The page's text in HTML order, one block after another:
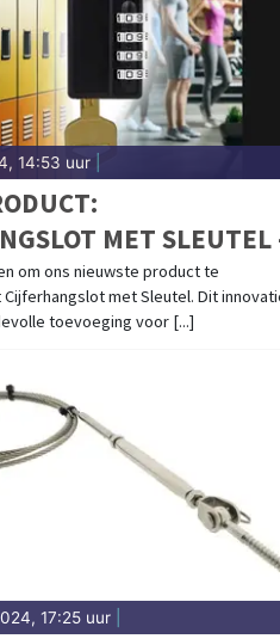
14:53 uur|
MET SLEUTEL
om ons nieuwste product te
met Sleutel. Dit
toevoeging voor [...]
17:25 uur|